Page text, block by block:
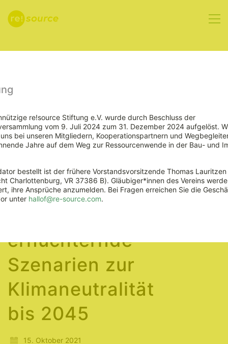
Ariadne-
ernüchternde
Szenarien zur
Klimaneutralität
bis 2045
15. Oktober 2021
re!source Stiftung e.V. wurde durch Beschluss der
vom 9. Juli 2024 zum 31. Dezember 2024 aufgelöst.
bei unseren Mitgliedern, Kooperationspartnern und
Jahre auf dem Weg zur Ressourcenwende in der Bau- und
bestellt ist der frühere Vorstandsvorsitzende Thomas Lauritzen
Charlottenburg, VR 37386 B). Gläubiger*innen des Vereins
ihre Ansprüche anzumelden. Bei Fragen erreichen Sie die
unter hallof@re-source.com.